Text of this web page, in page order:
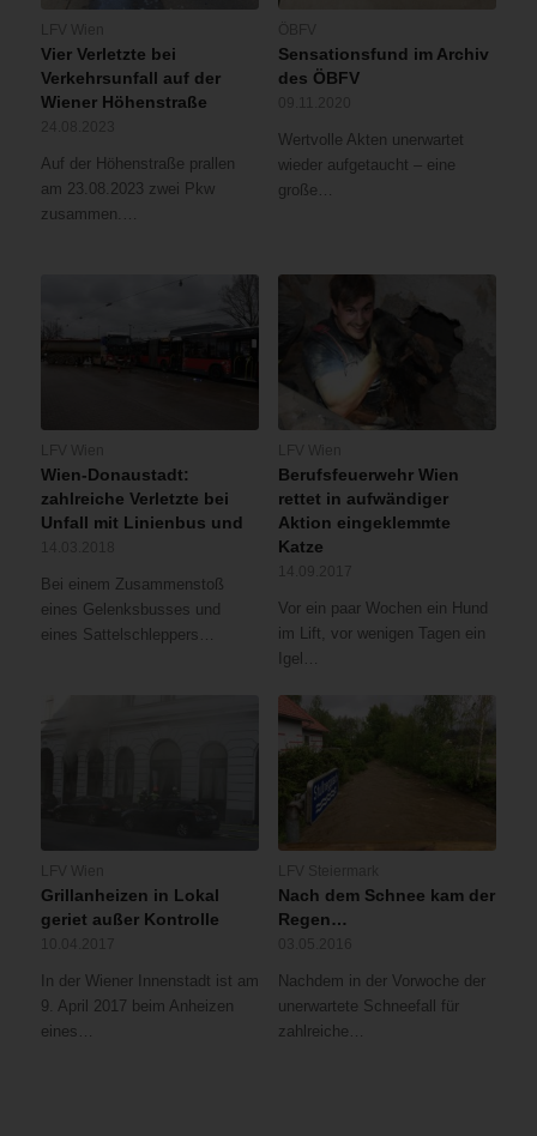
Vier Verletzte bei
Verkehrsunfall auf der
Wiener Höhenstraße
Auf der Höhenstraße prallen
am 23.08.2023 zwei Pkw
zusammen.…
Sensationsfund im Archiv
des ÖBFV
Wertvolle Akten unerwartet
wieder aufgetaucht – eine
große…
Wien-Donaustadt:
zahlreiche Verletzte bei
Unfall mit Linienbus und
Bei einem Zusammenstoß
eines Gelenksbusses und
eines Sattelschleppers…
Berufsfeuerwehr Wien
rettet in aufwändiger
Aktion eingeklemmte
Katze
Vor ein paar Wochen ein Hund
im Lift, vor wenigen Tagen ein
Igel…
Grillanheizen in Lokal
geriet außer Kontrolle
In der Wiener Innenstadt ist am
9. April 2017 beim Anheizen
eines…
Nach dem Schnee kam der
Regen…
Nachdem in der Vorwoche der
unerwartete Schneefall für
zahlreiche…